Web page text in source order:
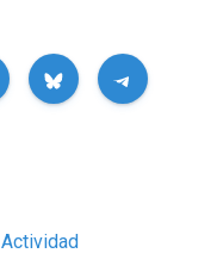
Actividad